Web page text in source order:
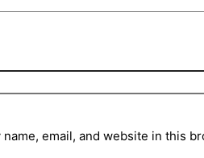
name, email, and website in this